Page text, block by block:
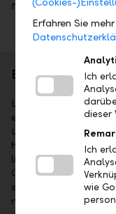
market.
Brief portrait
Liechtensteinische
established financial
Liechtenstein. The
held by the
listed on the SIX
Group offers its
services as a
management and
Erfahren Sie
Ich
dieser
Ich
wie